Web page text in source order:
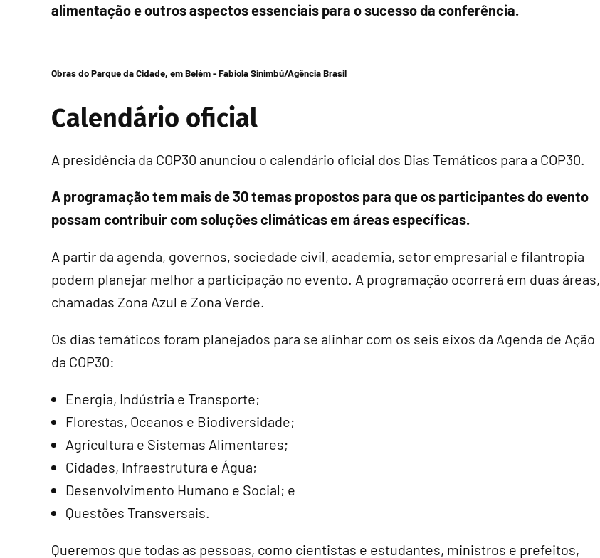
alimentação e outros aspectos essenciais para o sucesso da conferência.
Obras do Parque da Cidade, em Belém -Fabiola Sinimbú/Agência Brasil
Calendário oficial
A presidência da COP30 anunciou o calendário oficial dos Dias Temáticos para a COP30.
A programação tem mais de 30 temas propostos para que os participantes do evento
possam contribuir com soluções climáticas em áreas específicas.
A partir da agenda, governos, sociedade civil, academia, setor empresarial e filantropia
podem planejar melhor a participação no evento. A programação ocorrerá em duas áreas,
chamadas Zona Azul e Zona Verde.
Os dias temáticos foram planejados para se alinhar com os seis eixos da Agenda de Ação
da COP30:
Energia, Indústria e Transporte;
Florestas, Oceanos e Biodiversidade;
Agricultura e Sistemas Alimentares;
Cidades, Infraestrutura e Água;
Desenvolvimento Humano e Social; e
Questões Transversais.
Queremos que todas as pessoas, como cientistas e estudantes, ministros e prefeitos,